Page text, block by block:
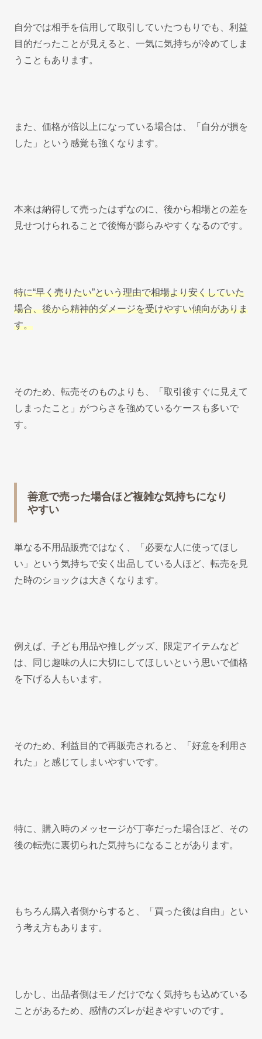
自分では相手を信用して取引していたつもりでも、利益
目的だったことが見えると、一気に気持ちが冷めてしま
うこともあります。
また、価格が倍以上になっている場合は、「自分が損を
した」という感覚も強くなります。
本来は納得して売ったはずなのに、後から相場との差を
見せつけられることで後悔が膨らみやすくなるのです。
特に“早く売りたい”という理由で相場より安くしていた
場合、後から精神的ダメージを受けやすい傾向がありま
す。
そのため、転売そのものよりも、「取引後すぐに見えて
しまったこと」がつらさを強めているケースも多いで
す。
善意で売った場合ほど複雑な気持ちになり
やすい
単なる不用品販売ではなく、「必要な人に使ってほし
い」という気持ちで安く出品している人ほど、転売を見
た時のショックは大きくなります。
例えば、子ども用品や推しグッズ、限定アイテムなど
は、同じ趣味の人に大切にしてほしいという思いで価格
を下げる人もいます。
そのため、利益目的で再販売されると、「好意を利用さ
れた」と感じてしまいやすいです。
特に、購入時のメッセージが丁寧だった場合ほど、その
後の転売に裏切られた気持ちになることがあります。
もちろん購入者側からすると、「買った後は自由」とい
う考え方もあります。
しかし、出品者側はモノだけでなく気持ちも込めている
ことがあるため、感情のズレが起きやすいのです。